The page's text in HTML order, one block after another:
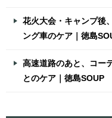
花火大会・キャンプ後
ング車のケア｜徳島
高速道路のあと、コー
とのケア｜徳島SOUP